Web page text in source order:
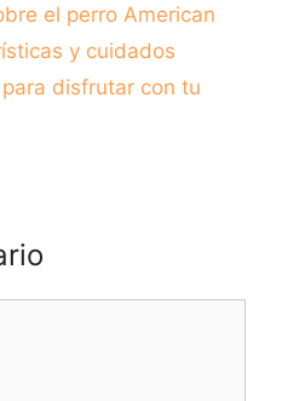
Andalucía que
perros en
bungalows
el perro American
y cuidados
disfrutar con tu